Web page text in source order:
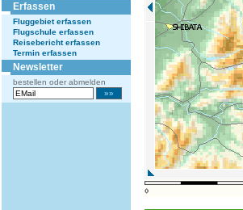
Erfassen
Fluggebiet erfassen
Flugschule erfassen
Reisebericht erfassen
Termin erfassen
Newsletter
bestellen oder abmelden